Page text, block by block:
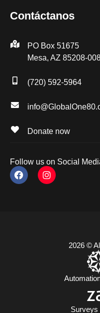
Contáctanos
PO Box 51675
Mesa, AZ 85208-
(720) 592-5964
Donate now
Follow us on Social
2026 ©
Surveys